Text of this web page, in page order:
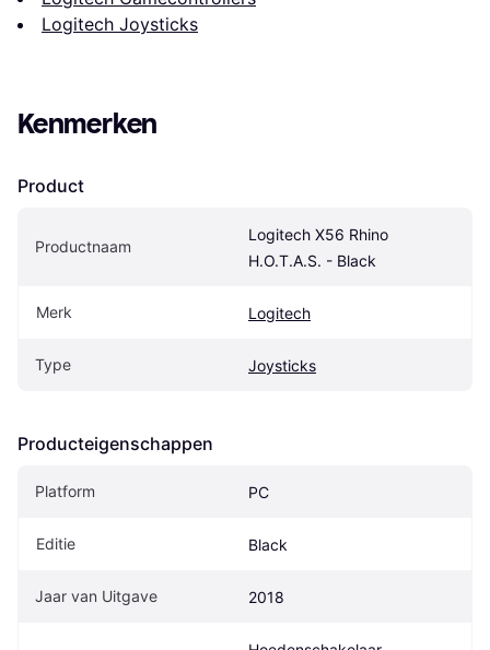
Logitech Joysticks
Kenmerken
Product
Productnaam
Logitech X56 Rhino
H.O.T.A.S. - Black
Merk Logitech
Type Joysticks
Producteigenschappen
Platform PC
Editie Black
Jaar van Uitgave 2018